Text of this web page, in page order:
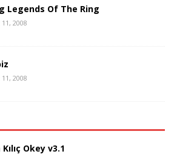
Legends Of The Ring
2008
2008
Okey v3.1